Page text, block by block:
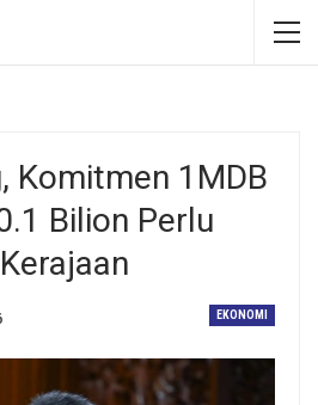
Komitmen 1MDB
Bilion Perlu
EKONOMI